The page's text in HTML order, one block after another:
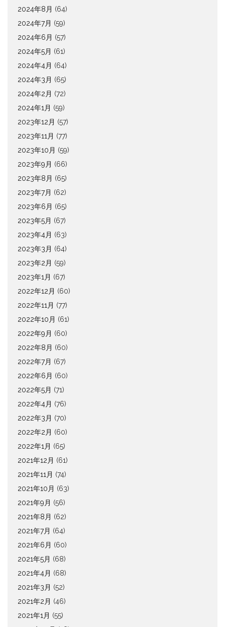
2024年8月 (64)
2024年7月 (59)
2024年6月 (57)
2024年5月 (61)
2024年4月 (64)
2024年3月 (65)
2024年2月 (72)
2024年1月 (59)
2023年12月 (57)
2023年11月 (77)
2023年10月 (59)
2023年9月 (66)
2023年8月 (65)
2023年7月 (62)
2023年6月 (65)
2023年5月 (67)
2023年4月 (63)
2023年3月 (64)
2023年2月 (59)
2023年1月 (67)
2022年12月 (60)
2022年11月 (77)
2022年10月 (61)
2022年9月 (60)
2022年8月 (60)
2022年7月 (67)
2022年6月 (60)
2022年5月 (71)
2022年4月 (76)
2022年3月 (70)
2022年2月 (60)
2022年1月 (65)
2021年12月 (61)
2021年11月 (74)
2021年10月 (63)
2021年9月 (56)
2021年8月 (62)
2021年7月 (64)
2021年6月 (60)
2021年5月 (68)
2021年4月 (68)
2021年3月 (52)
2021年2月 (46)
2021年1月 (55)